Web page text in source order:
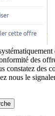
des
constatez des
nous le